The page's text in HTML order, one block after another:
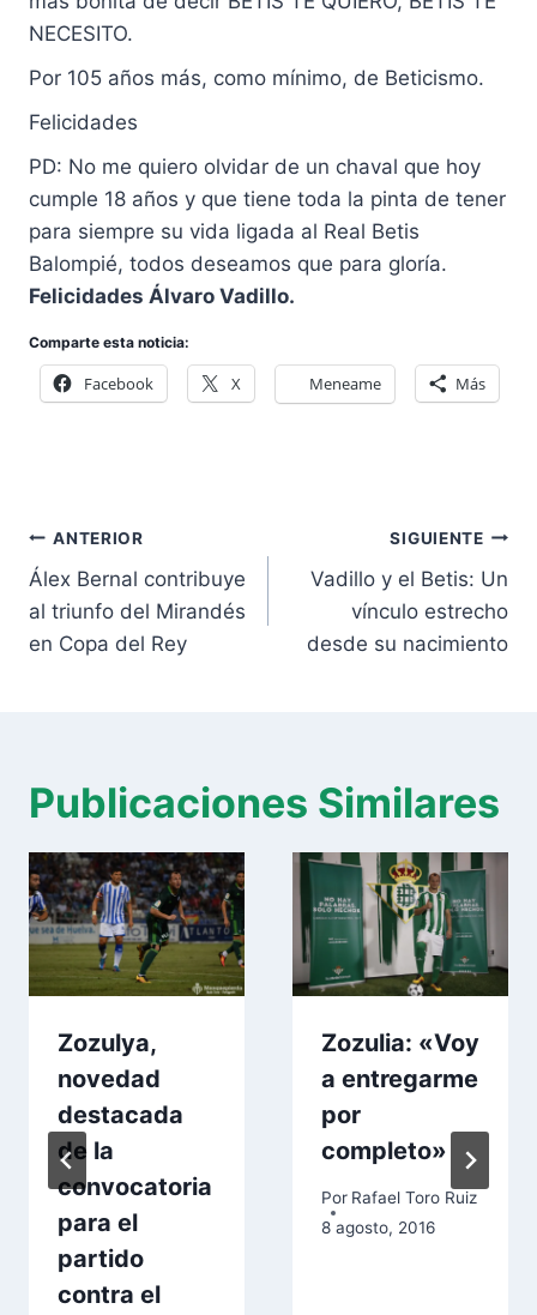
NECESITO.
Por 105 años más, como mínimo, de Beticismo.
Felicidades
PD: No me quiero olvidar de un chaval que hoy
cumple 18 años y que tiene toda la pinta de tener
para siempre su vida ligada al Real Betis
Balompié, todos deseamos que para gloría.
Felicidades Álvaro Vadillo.
Comparte esta noticia:
Facebook X Meneame Más
Navegación
de
entradas
ANTERIOR
Álex Bernal contribuye
al triunfo del Mirandés
en Copa del Rey
SIGUIENTE
Vadillo y el Betis: Un
vínculo estrecho
desde su nacimiento
Publicaciones Similares
Zozulya,
novedad
destacada
de la
convocatoria
para el
partido
contra el
Zozulia: «Voy
a entregarme
por
completo»
Por Rafael Toro Ruiz
8 agosto, 2016